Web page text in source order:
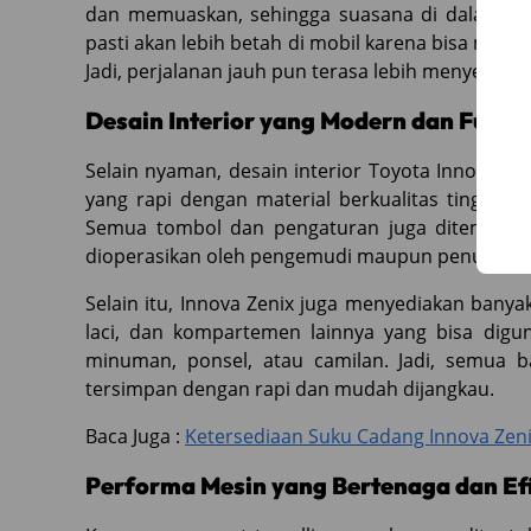
dan memuaskan, sehingga suasana di dalam
pasti akan lebih betah di mobil karena bisa
Jadi, perjalanan jauh pun terasa lebih
Desain Interior yang Modern dan
Selain nyaman, desain interior Toyota Innova
yang rapi dengan material berkualitas tinggi
Semua tombol dan pengaturan juga
dioperasikan oleh pengemudi maupun
Selain itu, Innova Zenix juga menyediakan
laci, dan kompartemen lainnya yang bisa
minuman, ponsel, atau camilan. Jadi, semua
tersimpan dengan rapi dan mudah dijangkau.
Baca Juga : Ketersediaan Suku Cadang Innova
Performa Mesin yang Bertenaga dan